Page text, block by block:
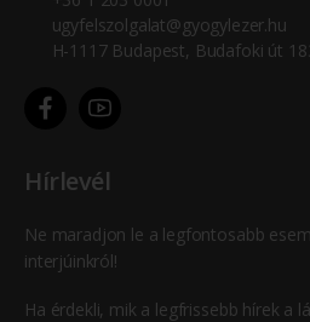
ugyfelszolgalat@gyogylezer.hu
H-1117 Budapest, Budafoki út
Hírlevél
Ne maradjon le a legfontosabb
interjúinkról!
Ha érdekli, mik a legfrissebb hírek a